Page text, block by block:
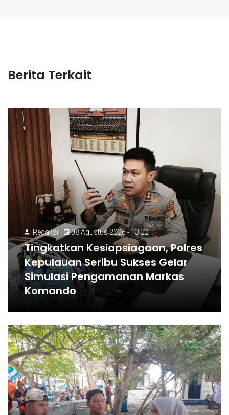
Berita Terkait
Redaksi 08 Agustus 2026 - 13:22
Tingkatkan Kesiapsiagaan, Polres
Kepulauan Seribu Sukses Gelar
Simulasi Pengamanan Markas
Komando